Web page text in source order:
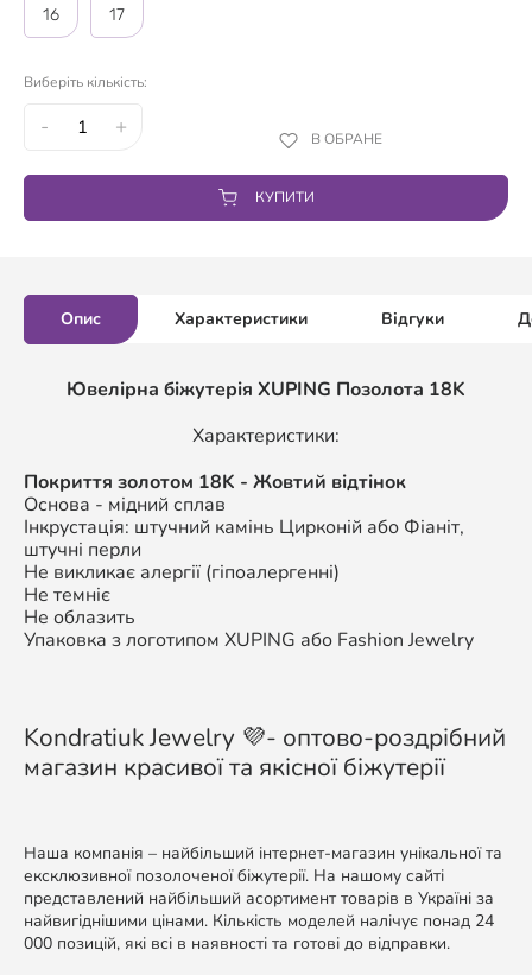
16 17
Виберіть кількість:
- + В ОБРАНЕ
КУПИТИ
Опис Характеристики Відгуки
Ювелірна біжутерія XUPING Позолота 18K
Характеристики:
Покриття золотом 18K - Жовтий відтінок
Основа - мідний сплав
Інкрустація: штучний камінь Цирконій або Фіаніт,
штучні перли
Не викликає алергії (гіпоалергенні)
Не темніє
Не облазить
Упаковка з логотипом XUPING або Fashion Jewelry
Kondratiuk Jewelry 💜- оптово-роздрібний
магазин красивої та якісної біжутерії
Наша компанія – найбільший інтернет-магазин унікальної та
ексклюзивної позолоченої біжутерії. На нашому сайті
представлений найбільший асортимент товарів в Україні за
найвигіднішими цінами. Кількість моделей налічує понад 24
000 позицій, які всі в наявності та готові до відправки.